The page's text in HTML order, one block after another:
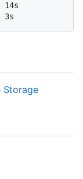
14s
3s
Storage